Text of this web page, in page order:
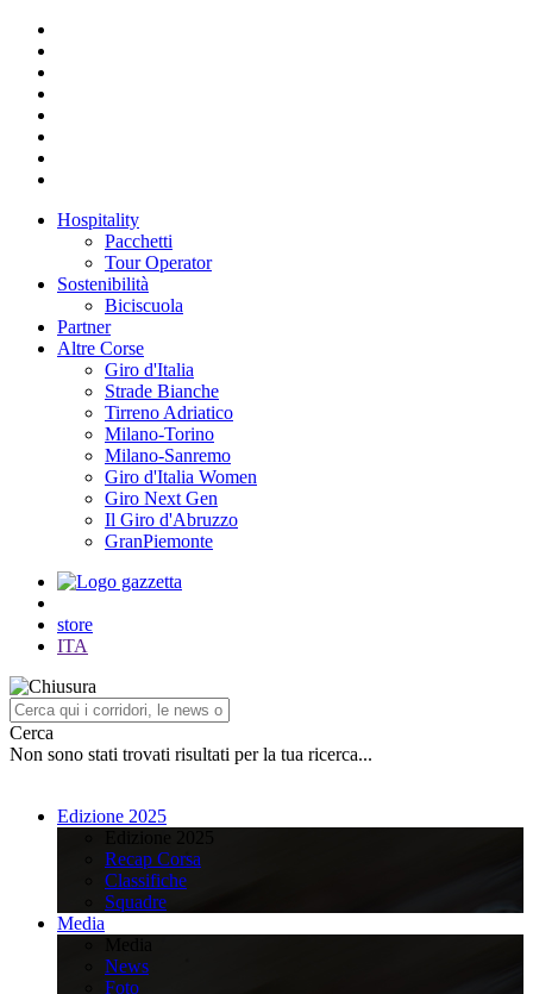
Hospitality
Pacchetti
Tour Operator
Sostenibilità
Biciscuola
Partner
Altre Corse
Giro d'Italia
Strade Bianche
Tirreno Adriatico
Milano-Torino
Milano-Sanremo
Giro d'Italia Women
Giro Next Gen
Il Giro d'Abruzzo
GranPiemonte
store
ITA
Cerca
Non sono stati trovati risultati per la tua ricerca...
Edizione 2025
Recap Corsa
Classifiche
Squadre
Media
News
Foto